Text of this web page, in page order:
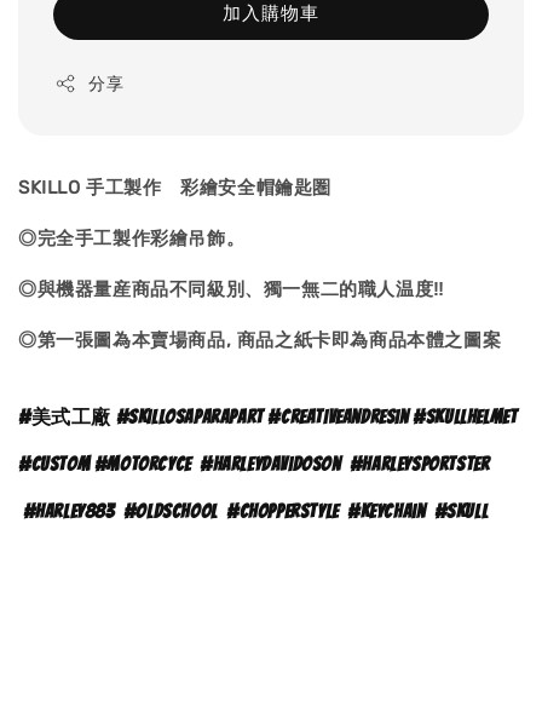
加入購物車
分享
SKILLO 手工製作 彩繪安全帽鑰匙圏
◎完全手工製作彩繪吊飾。
◎與機器量産商品不同級別、獨一無二的職人温度‼
◎第一張圖為本賣場商品, 商品之紙卡即為商品本體之 圖案
#美式工廠 #skillosaparapart #creativeandresin #skullhelmet
#custom #motorcyce#harleydavidoson #harleysportster
#harley883 #oldschool #chopperstyle #keychain #skull